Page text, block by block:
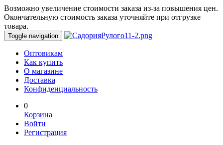
Возможно увеличение стоимости заказа из-за повышения цен.
Окончательную стоимость заказа уточняйте при отгрузке
товара.
Toggle navigation
Оптовикам
Как купить
О магазине
Доставка
Конфиденциальность
0
Корзина
Войти
Регистрация